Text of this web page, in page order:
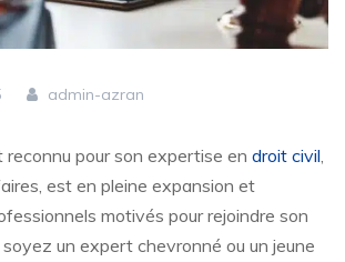
admin-azran
reconnu pour son expertise en droit civil
est en pleine expansion et
motivés pour rejoindre son
soyez un expert chevronné ou un jeune